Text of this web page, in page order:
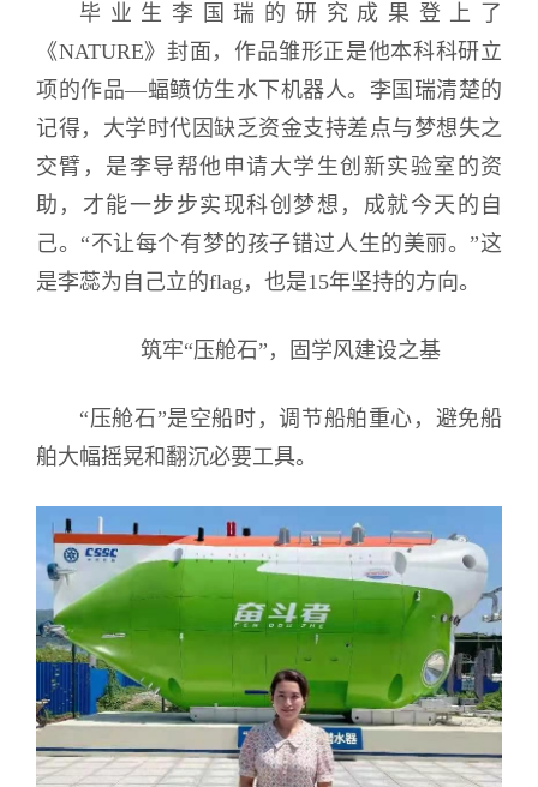
毕业生李国瑞的研究成果登上了
《NATURE》封面，作品雏形正是他本科科研立
项的作品—蝠鲼仿生水下机器人。李国瑞清楚的
记得，大学时代因缺乏资金支持差点与梦想失之
交臂，是李导帮他申请大学生创新实验室的资
助，才能一步步实现科创梦想，成就今天的自
己。“不让每个有梦的孩子错过人生的美丽。”这
是李蕊为自己立的flag，也是15年坚持的方向。
筑牢“压舱石”，固学风建设之基
“压舱石”是空船时，调节船舶重心，避免船
舶大幅摇晃和翻沉必要工具。